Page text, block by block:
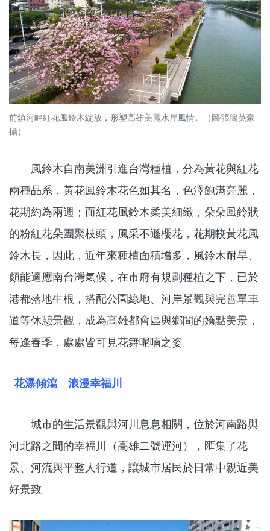
前鎮河畔紅花風鈴木綻放，形塑高雄美麗水岸風情。（圖∕張簡英豪
攝）
風鈴木自南美洲引進台灣種植，分為黃花與紅花
兩種品系，黃花風鈴木花色如其名，色澤飽滿亮麗，
花期約為兩週；而紅花風鈴木柔美細緻，朵朵風鈴狀
的粉紅花朵團聚枝頭，風采不遜櫻花，花期較黃花風
鈴木長，因此，近年來種植面積增多，風鈴木耐旱、
頗能適應南台灣氣候，在市府有規劃種植之下，已於
港都落地生根，搭配公園綠地、河岸景觀與完善單車
道等休憩景觀，成為高雄都會區與鄉間的嬌點美景，
每逢春季，處處皆可見花舞呢喃之姿。
花瀑傾瀉 浪漫幸福川
城市的生活景觀與河川息息相關，位於河南路與
河北路之間的幸福川（高雄二號運河），匯集了花
景、河流與平整人行道，讓城市居民於日常中親近美
好景致。